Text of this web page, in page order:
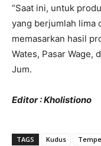
“Saat ini, untuk
yang berjumlah lima
memasarkan hasil
Wates, Pasar Wage,
Jum.
Editor : Kholistiono
TAGS Kudus Tempe